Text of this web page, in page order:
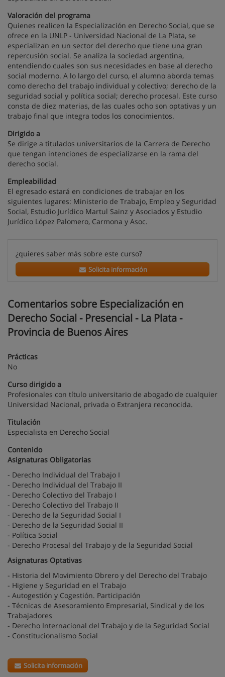
Valoración del programa
Quienes realicen la Especialización en Derecho Social, que se
ofrece en la UNLP - Universidad Nacional de La Plata, se
especializan en un sector del derecho que tiene una gran
repercusión social. Se analiza la sociedad argentina,
entendiendo cuales son sus necesidades en base al derecho
social moderno. A lo largo del curso, el alumno aborda temas
como derecho del trabajo individual y colectivo; derecho de la
seguridad social y política social; derecho procesal. Este curso
consta de diez materias, de las cuales ocho son optativas y un
trabajo final que integra todos los conocimientos.
Dirigido a
Se dirige a titulados universitarios de la Carrera de Derecho
que tengan intenciones de especializarse en la rama del
derecho social.
Empleabilidad
El egresado estará en condiciones de trabajar en los
siguientes lugares: Ministerio de Trabajo, Empleo y Seguridad
Social, Estudio Jurídico Martul Sainz y Asociados y Estudio
Jurídico López Palomero, Carmona y Asoc.
¿quieres saber más sobre este curso?
Solicita información
Comentarios sobre Especialización en
Derecho Social - Presencial - La Plata -
Provincia de Buenos Aires
Prácticas
No
Curso dirigido a
Profesionales con título universitario de abogado de cualquier
Universidad Nacional, privada o Extranjera reconocida.
Titulación
Especialista en Derecho Social
Contenido
Asignaturas Obligatorias
- Derecho Individual del Trabajo I
- Derecho Individual del Trabajo II
- Derecho Colectivo del Trabajo I
- Derecho Colectivo del Trabajo II
- Derecho de la Seguridad Social I
- Derecho de la Seguridad Social II
- Política Social
- Derecho Procesal del Trabajo y de la Seguridad Social
Asignaturas Optativas
- Historia del Movimiento Obrero y del Derecho del Trabajo
- Higiene y Seguridad en el Trabajo
- Autogestión y Cogestión. Participación
- Técnicas de Asesoramiento Empresarial, Sindical y de los
Trabajadores
- Derecho Internacional del Trabajo y de la Seguridad Social
- Constitucionalismo Social
Solicita información